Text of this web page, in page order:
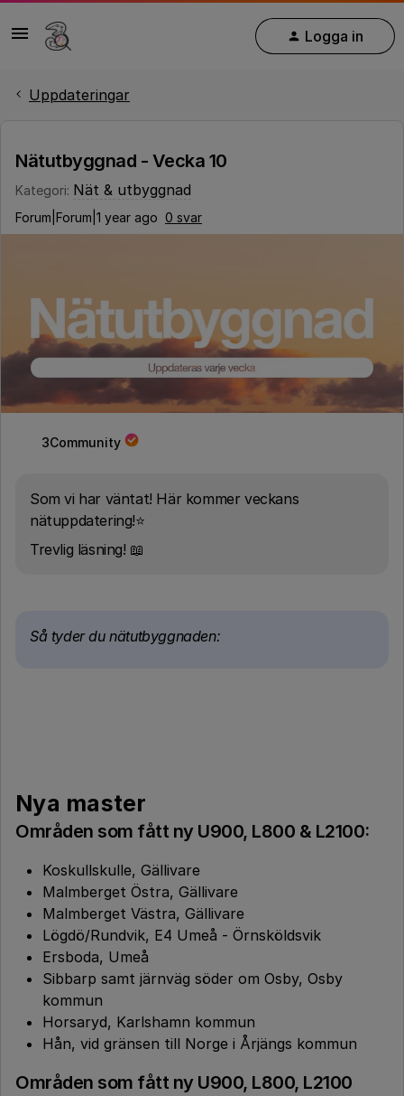
Logga in
Uppdateringar
Nätutbyggnad - Vecka 10
Kategori: Nät & utbyggnad
Forum|Forum|1 year ago 0 svar
3Community
Som vi har väntat! Här kommer veckans
nätuppdatering!⭐
Trevlig läsning! 📖
Så tyder du nätutbyggnaden:
Nya master
Områden som fått ny U900, L800 & L2100:
Koskullskulle, Gällivare
Malmberget Östra, Gällivare
Malmberget Västra, Gällivare
Lögdö/Rundvik, E4 Umeå - Örnsköldsvik
Ersboda, Umeå
Sibbarp samt järnväg söder om Osby, Osby
kommun
Horsaryd, Karlshamn kommun
Hån, vid gränsen till Norge i Årjängs kommun
Områden som fått ny U900, L800, L2100